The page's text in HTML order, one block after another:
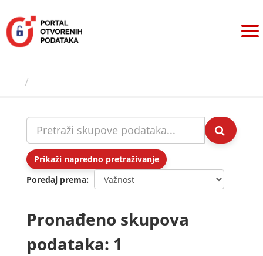
sadržaj
Prikaži napredno pretraživanje
Poredaj prema
Pronađeno skupova
podataka: 1